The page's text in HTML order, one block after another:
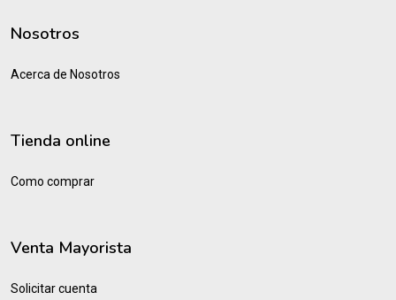
Nosotros
Acerca de Nosotros
Tienda online
Como comprar
Venta Mayorista
Solicitar cuenta